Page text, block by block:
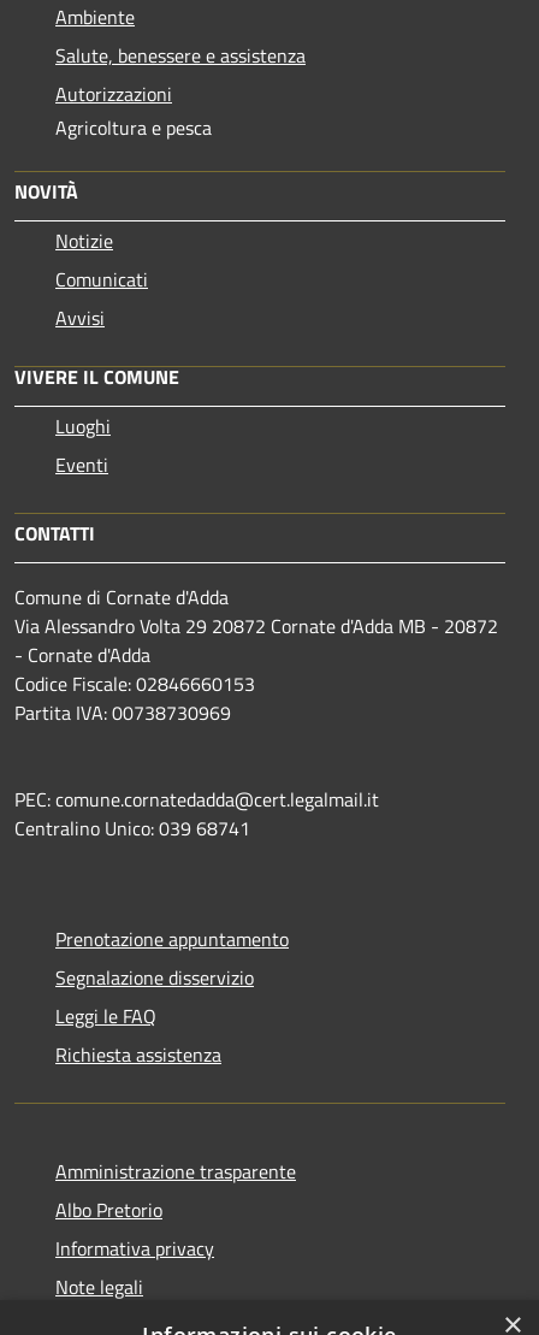
Ambiente
Salute, benessere e assistenza
Autorizzazioni
Agricoltura e pesca
NOVITÀ
Notizie
Comunicati
Avvisi
VIVERE IL COMUNE
Luoghi
Eventi
CONTATTI
Comune di Cornate d'Adda
Via Alessandro Volta 29 20872 Cornate d'Adda MB - 20872
- Cornate d'Adda
Codice Fiscale: 02846660153
Partita IVA: 00738730969
PEC: comune.cornatedadda@cert.legalmail.it
Centralino Unico: 039 68741
Prenotazione appuntamento
Segnalazione disservizio
Leggi le FAQ
Richiesta assistenza
Amministrazione trasparente
Albo Pretorio
Informativa privacy
Note legali
Dichiarazione di accessibilità
×